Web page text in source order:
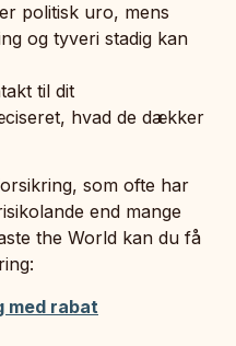
politisk uro, mens
og tyveri stadig kan
til dit
hvad de dækker
som ofte har
end mange
the World kan du få
med rabat